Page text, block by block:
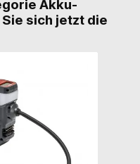
Akku-
sich jetzt die